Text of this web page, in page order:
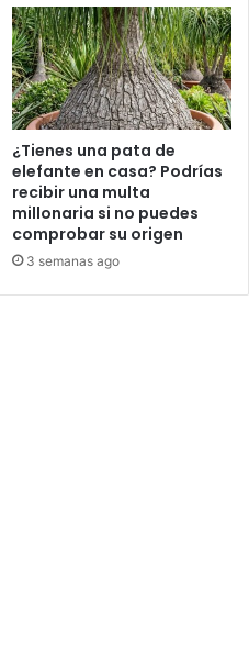
¿Tienes una pata de
elefante en casa? Podrías
recibir una multa
millonaria si no puedes
comprobar su origen
3 semanas ago